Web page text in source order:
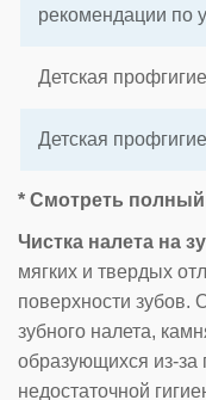
рекомендации по
Детская
Детская
* Смотреть полный
Чистка налета на
мягких и твердых
поверхности зубов.
зубного налета,
образующихся из-за
недостаточной